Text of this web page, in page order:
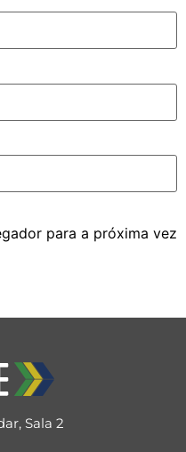
para a próxima vez
Sala 2